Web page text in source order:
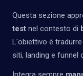
Questa sezione
test nel contesto di
L'obiettivo è
siti, landing e funnel